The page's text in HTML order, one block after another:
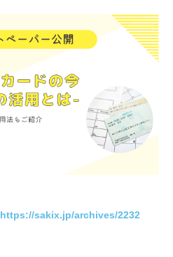
https://sakix.jp/archives/2232